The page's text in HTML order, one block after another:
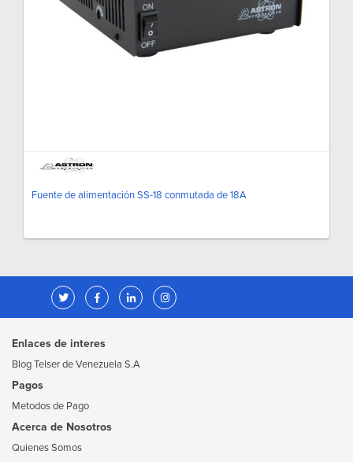
Fuente de alimentación SS-18 conmutada de 18A
Enlaces de interes
Blog Telser de Venezuela S.A
Pagos
Metodos de Pago
Acerca de Nosotros
Quienes Somos